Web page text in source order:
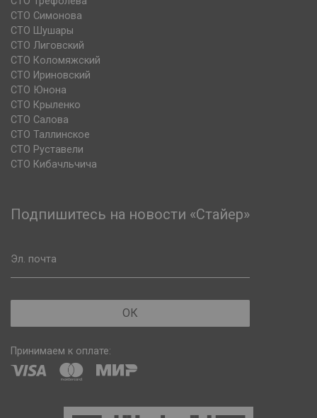
СТО Симонова
СТО Шушары
СТО Лиговский
СТО Коломяжский
СТО Ириновский
СТО Юнона
СТО Крыленко
СТО Салова
СТО Таллинское
СТО Руставели
СТО Кибачльчича
Подпишитесь на новости «Стайер»
Эл. почта
ОК
Принимаем к оплате: